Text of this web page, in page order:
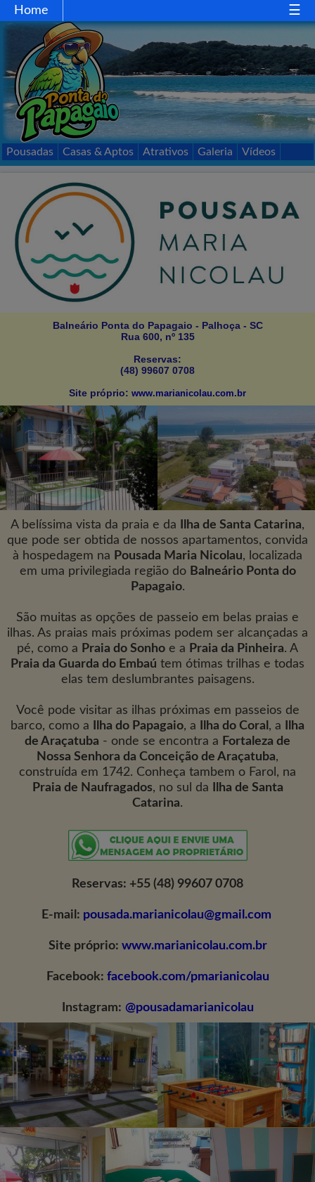
Home
Home Gastronomia Acessos
Pousadas Casas & Aptos Atrativos Galeria
Vídeos
Balneário Ponta do Papagaio - Palhoça - SC
Rua 600, nº 135
Reservas:
(48) 99607 0708
Site próprio: www.marianicolau.com.br
A belíssima vista da praia e da Ilha de Santa Catarina,
que pode ser obtida de nossos apartamentos, convida
à hospedagem na Pousada Maria Nicolau, localizada
em uma privilegiada região do Balneário Ponta do
Papagaio.
São muitas as opções de passeio em belas praias e
ilhas. As praias mais próximas podem ser alcançadas a
pé, como a Praia do Sonho e a Praia da Pinheira. A
Praia da Guarda do Embaú tem ótimas trilhas e todas
elas tem deslumbrantes paisagens.
Você pode visitar as ilhas próximas em passeios de
barco, como a
Ilha do Papagaio, a Ilha do Coral , a
Ilha
de Araçatuba - onde se encontra a Fortaleza de
Nossa Senhora da Conceição de Araçatuba,
construída em 1742. Conheça tambem o Farol, na
Praia de Naufragados, no sul da
Ilha de Santa
Catarina.
Reservas: +55 (48) 99607 0708
E-mail: pousada.marianicolau@gmail.com
Site próprio: www.marianicolau.com.br
Facebook: facebook.com/pmarianicolau
Instagram: @pousadamarianicolau